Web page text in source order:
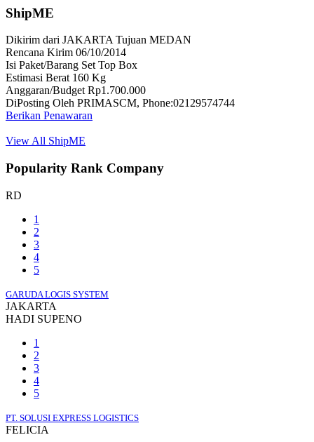
ShipME
Dikirim dari JAKARTA Tujuan MEDAN
Rencana Kirim 06/10/2014
Isi Paket/Barang Set Top Box
Estimasi Berat 160 Kg
Anggaran/Budget Rp1.700.000
DiPosting Oleh PRIMASCM, Phone:02129574744
Berikan Penawaran
View All ShipME
Popularity Rank Company
RD
1
2
3
4
5
GARUDA LOGIS SYSTEM
JAKARTA
HADI SUPENO
1
2
3
4
5
PT. SOLUSI EXPRESS LOGISTICS
FELICIA